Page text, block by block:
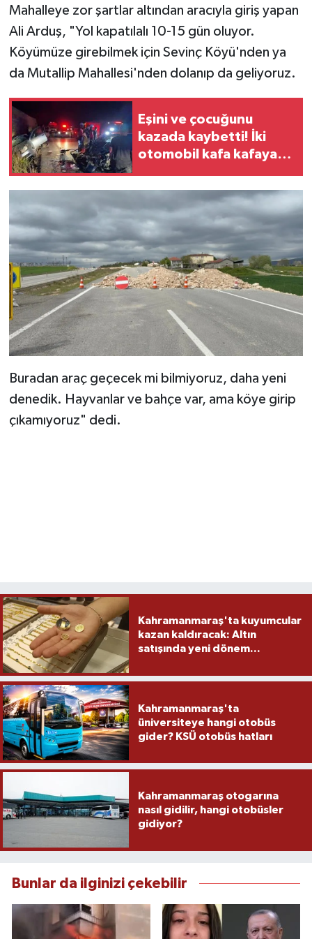
Mahalleye zor şartlar altından aracıyla giriş yapan
Ali Arduş, "Yol kapatılalı 10-15 gün oluyor.
Köyümüze girebilmek için Sevinç Köyü'nden ya
da Mutallip Mahallesi'nden dolanıp da geliyoruz.
Eşini ve çocuğunu
kazada kaybetti! İki
otomobil kafa kafaya
Buradan araç geçecek mi bilmiyoruz, daha yeni
denedik. Hayvanlar ve bahçe var, ama köye girip
çıkamıyoruz" dedi.
Kahramanmaraş'ta kuyumcular
kazan kaldıracak: Altın
satışında yeni dönem...
Kahramanmaraş'ta
üniversiteye hangi otobüs
gider? KSÜ otobüs hatları
Kahramanmaraş otogarına
nasıl gidilir, hangi otobüsler
gidiyor?
Bunlar da ilginizi çekebilir